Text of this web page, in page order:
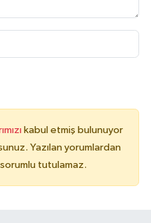
kabul etmiş bulunuyor
Yazılan yorumlardan
tutulamaz.